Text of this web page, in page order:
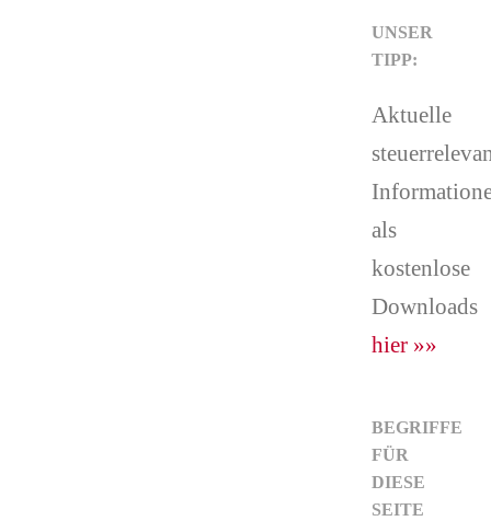
UNSER
TIPP:
Aktuelle
als
kostenlose
Downloads
hier »»
BEGRIFFE
FÜR
DIESE
SEITE